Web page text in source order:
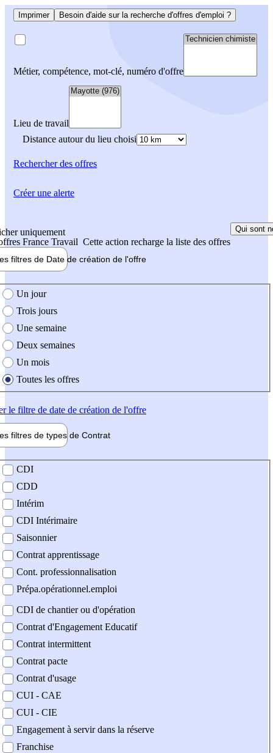
Imprimer Besoin d'aide sur la recherche d'offres d'emploi ?
Métier, compétence, mot-clé, numéro d'offre
Lieu de travail
Distance autour du lieu choisi
Rechercherdes offres
uniquement
France Travail Cette action recharge la liste des offres
Qui sont
filtres de Date de création de l'offre
création de l'offre
Un jour
Trois jours
Une semaine
Deux semaines
Un mois
Toutes les offres
le filtre de date de création de l'offre
filtres de types de Contrat
contrat
CDI
CDD
Intérim
CDI Intérimaire
Saisonnier
Contrat apprentissage
Cont. professionnalisation
Prépa.opérationnel.emploi
CDI de chantier ou d'opération
Contrat d'Engagement Educatif
Contrat intermittent
Contrat pacte
Contrat d'usage
CUI - CAE
CUI - CIE
Engagement à servir dans la réserve
Franchise
Créer une alerte